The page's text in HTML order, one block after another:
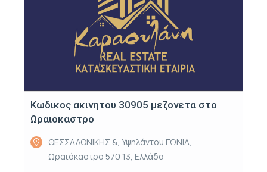
Κωδικος ακινητου 30905 μεζονετα στο
Ωραιοκαστρο
ΘΕΣΣΑΛΟΝΙΚΗΣ &, Υψηλάντου ΓΩΝΙΑ,
Ωραιόκαστρο 570 13, Ελλάδα